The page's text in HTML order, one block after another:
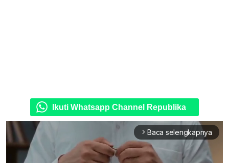
Ikuti Whatsapp Channel Republika
arrow_forward_ios Baca selengkapnya